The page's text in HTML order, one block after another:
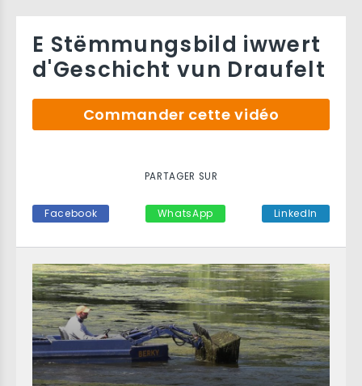
E Stëmmungsbild iwwert
d'Geschicht vun Draufelt
Commander cette vidéo
PARTAGER SUR
Facebook WhatsApp LinkedIn